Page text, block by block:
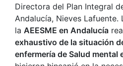
Directora del Plan Integral
Andalucía, Nieves Lafuente.
la AEESME en Andalucía
exhaustivo de la situación
enfermería de Salud mental